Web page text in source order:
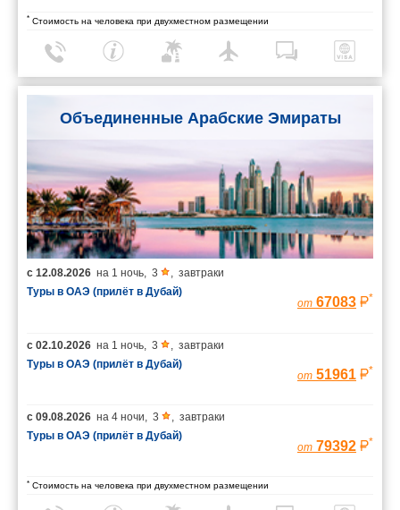
* Стоимость на человека при двухместном размещении
Объединенные Арабские Эмираты
с 12.08.2026 на 1 ночь, 3 , завтраки
Туры в ОАЭ (прилёт в Дубай)
от 67083 *
с 02.10.2026 на 1 ночь, 3 , завтраки
Туры в ОАЭ (прилёт в Дубай)
от 51961 *
с 09.08.2026 на 4 ночи, 3 , завтраки
Туры в ОАЭ (прилёт в Дубай)
от 79392 *
* Стоимость на человека при двухместном размещении